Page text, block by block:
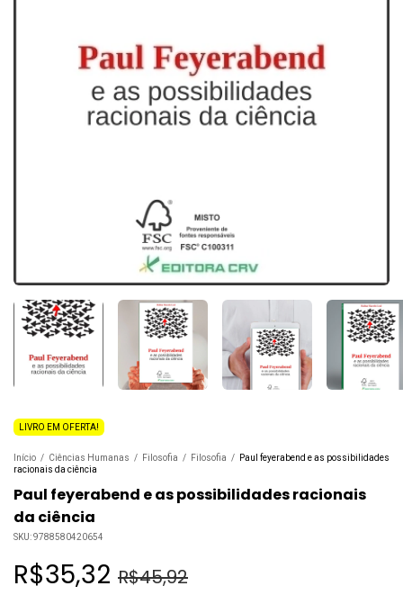
LIVRO EM OFERTA!
Início / Ciências Humanas / Filosofia / Filosofia /
Paul feyerabend e as possibilidades
racionais da ciência
Paul feyerabend e as possibilidades racionais
da ciência
SKU:9788580420654
R$35,32 R$45,92